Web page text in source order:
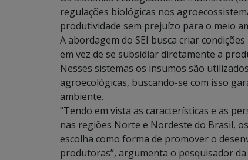
regulações biológicas nos
produtividade sem prejuízo para o meio
A abordagem do SEI busca criar
em vez de se subsidiar diretamente a
Nesses sistemas os insumos são
agroecológicas, buscando-se com isso
ambiente.
“Tendo em vista as características e as
nas regiões Norte e Nordeste do Brasil,
escolha como forma de promover o
produtoras”, argumenta o pesquisador